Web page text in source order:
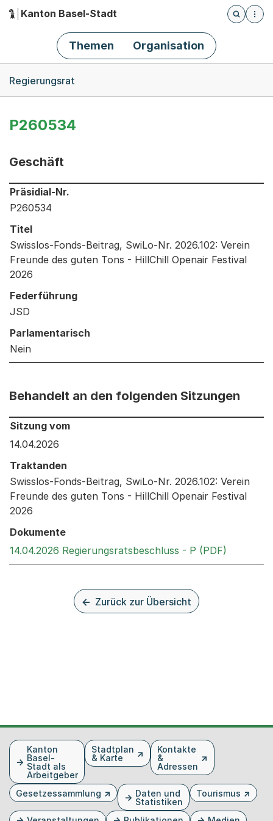
Hauptnavigation
Kanton Basel-Stadt
Öffnet
Themen Organisation
Regierungsrat
P260534
Geschäft
Informationen zum Ausgewählten Geschäft
Präsidial-Nr.
P260534
Titel
Swisslos-Fonds-Beitrag, SwiLo-Nr. 2026.102: Verein
Freunde des guten Tons - HillChill Openair Festival
2026
Federführung
JSD
Parlamentarisch
Nein
Behandelt an den folgenden Sitzungen
Behandelt an den folgenden Sitzungen: Informationen
Sitzung vom
14.04.2026
Traktanden
Swisslos-Fonds-Beitrag, SwiLo-Nr. 2026.102: Verein
Freunde des guten Tons - HillChill Openair Festival
2026
Dokumente
14.04.2026 Regierungsratsbeschluss - P (PDF)
Zurück zur Übersicht
FusszeileKanton
Basel-
Stadt als
Arbeitgeber
Stadtplan
& Karte
Kontakte
&
Adressen
Gesetzessammlung
Daten und
Statistiken
Tourismus